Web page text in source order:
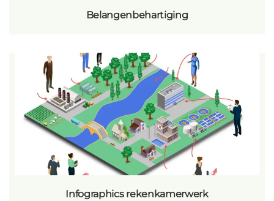
Belangenbehartiging
Infographics rekenkamerwerk